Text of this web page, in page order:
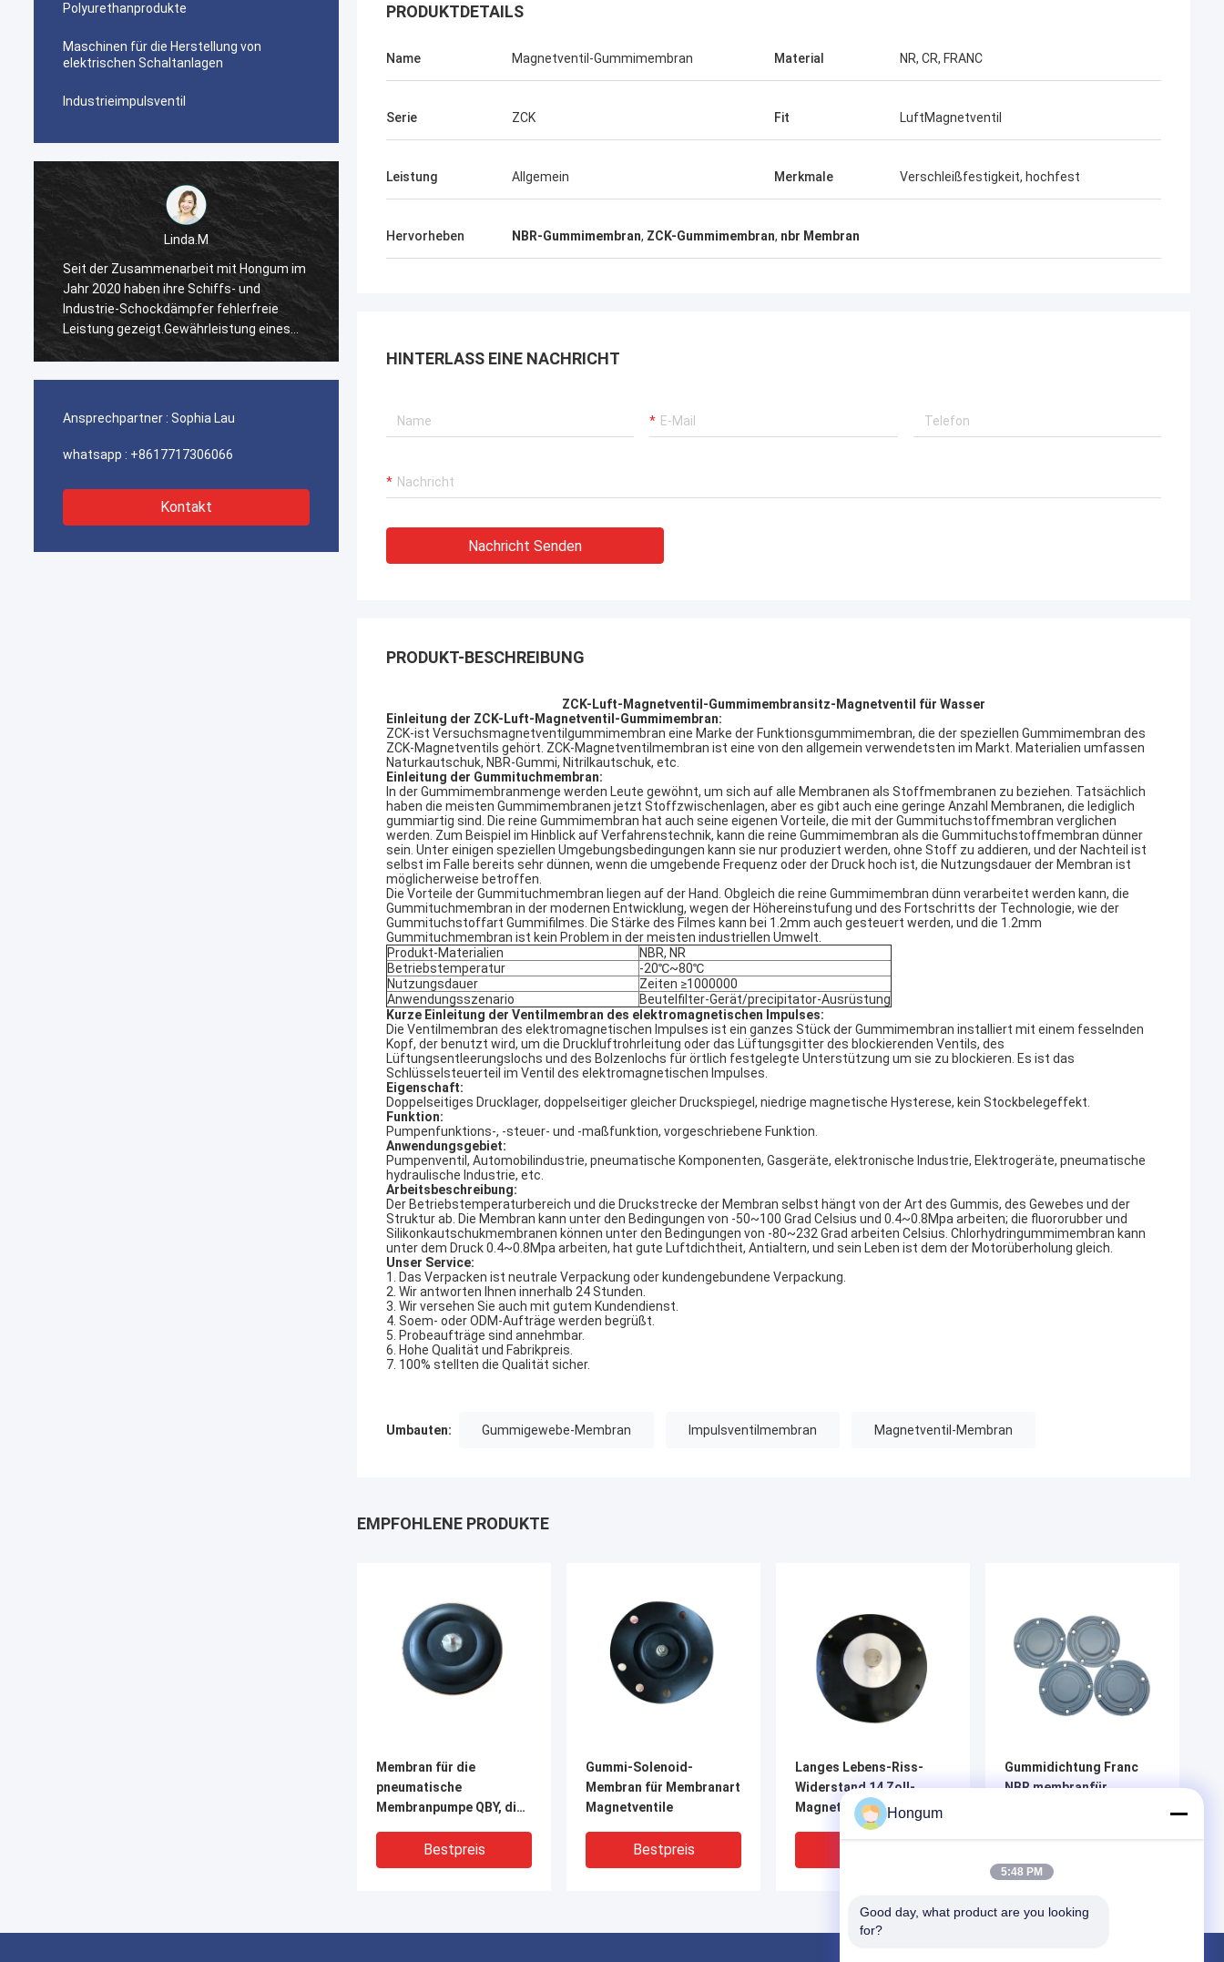
Polyurethanprodukte
Maschinen für die Herstellung von
elektrischen Schaltanlagen
Industrieimpulsventil
Linda.M
Seit der Zusammenarbeit mit Hongum im
Jahr 2020 haben ihre Schiffs- und
Industrie-Schockdämpfer fehlerfreie
Leistung gezeigt.Gewährleistung eines
ununterbrochenen Betriebs unserer
Linda.M
Hafenkrane, Bagger-Antriebssysteme
Ansprechpartner : Sophia Lau
whatsapp : +8617717306066
Kontakt
PRODUKTDETAILS
Name Magnetventil-Gummimembran Material NR, CR, FRANC
Serie ZCK Fit LuftMagnetventil
Leistung Allgemein Merkmale Verschleißfestigkeit, hochfest
Hervorheben NBR-Gummimembran, ZCK-Gummimembran, nbr Membran
HINTERLASS EINE NACHRICHT
Nachricht Senden
PRODUKT-BESCHREIBUNG
ZCK-Luft-Magnetventil-Gummimembransitz-Magnetventil für Wasser
Einleitung der ZCK-Luft-Magnetventil-Gummimembran:
ZCK-ist Versuchsmagnetventilgummimembran eine Marke der Funktionsgummimembran, die der speziellen Gummimembran des
ZCK-Magnetventils gehört. ZCK-Magnetventilmembran ist eine von den allgemein verwendetsten im Markt. Materialien umfassen
Naturkautschuk, NBR-Gummi, Nitrilkautschuk, etc.
Einleitung der Gummituchmembran:
In der Gummimembranmenge werden Leute gewöhnt, um sich auf alle Membranen als Stoffmembranen zu beziehen. Tatsächlich
haben die meisten Gummimembranen jetzt Stoffzwischenlagen, aber es gibt auch eine geringe Anzahl Membranen, die lediglich
gummiartig sind. Die reine Gummimembran hat auch seine eigenen Vorteile, die mit der Gummituchstoffmembran verglichen
werden. Zum Beispiel im Hinblick auf Verfahrenstechnik, kann die reine Gummimembran als die Gummituchstoffmembran dünner
sein. Unter einigen speziellen Umgebungsbedingungen kann sie nur produziert werden, ohne Stoff zu addieren, und der Nachteil ist
selbst im Falle bereits sehr dünnen, wenn die umgebende Frequenz oder der Druck hoch ist, die Nutzungsdauer der Membran ist
möglicherweise betroffen.
Die Vorteile der Gummituchmembran liegen auf der Hand. Obgleich die reine Gummimembran dünn verarbeitet werden kann, die
Gummituchmembran in der modernen Entwicklung, wegen der Höhereinstufung und des Fortschritts der Technologie, wie der
Gummituchstoffart Gummifilmes. Die Stärke des Filmes kann bei 1.2mm auch gesteuert werden, und die 1.2mm
Gummituchmembran ist kein Problem in der meisten industriellen Umwelt.
Produkt-Materialien
NBR, NR
Betriebstemperatur
-20℃~80℃
Nutzungsdauer
Zeiten ≥1000000
Anwendungsszenario
Beutelfilter-Gerät/precipitator-Ausrüstung
Kurze Einleitung der Ventilmembran des elektromagnetischen Impulses:
Die Ventilmembran des elektromagnetischen Impulses ist ein ganzes Stück der Gummimembran installiert mit einem fesselnden
Kopf, der benutzt wird, um die Druckluftrohrleitung oder das Lüftungsgitter des blockierenden Ventils, des
Lüftungsentleerungslochs und des Bolzenlochs für örtlich festgelegte Unterstützung um sie zu blockieren. Es ist das
Schlüsselsteuerteil im Ventil des elektromagnetischen Impulses.
Eigenschaft:
Doppelseitiges Drucklager, doppelseitiger gleicher Druckspiegel, niedrige magnetische Hysterese, kein Stockbelegeffekt.
Funktion:
Pumpenfunktions-, -steuer- und -maßfunktion, vorgeschriebene Funktion.
Anwendungsgebiet:
Pumpenventil, Automobilindustrie, pneumatische Komponenten, Gasgeräte, elektronische Industrie, Elektrogeräte, pneumatische
hydraulische Industrie, etc.
Arbeitsbeschreibung:
Der Betriebstemperaturbereich und die Druckstrecke der Membran selbst hängt von der Art des Gummis, des Gewebes und der
Struktur ab. Die Membran kann unter den Bedingungen von -50~100 Grad Celsius und 0.4~0.8Mpa arbeiten; die fluororubber und
Silikonkautschukmembranen können unter den Bedingungen von -80~232 Grad arbeiten Celsius. Chlorhydringummimembran kann
unter dem Druck 0.4~0.8Mpa arbeiten, hat gute Luftdichtheit, Antialtern, und sein Leben ist dem der Motorüberholung gleich.
Unser Service:
1. Das Verpacken ist neutrale Verpackung oder kundengebundene Verpackung.
2. Wir antworten Ihnen innerhalb 24 Stunden.
3. Wir versehen Sie auch mit gutem Kundendienst.
4. Soem- oder ODM-Aufträge werden begrüßt.
5. Probeaufträge sind annehmbar.
6. Hohe Qualität und Fabrikpreis.
7. 100% stellten die Qualität sicher.
Umbauten: Gummigewebe-Membran Impulsventilmembran Magnetventil-Membran
EMPFOHLENE PRODUKTE
Membran für die
pneumatische
Membranpumpe QBY, die
Bestpreis
Gummi-Solenoid-
Membran für Membranart
Magnetventile
Bestpreis
Langes Lebens-Riss-
Widerstand 14 Zoll-
Magnetventil-Membran
für Kraftwerk-
Gummidichtung Franc
NBR membranfür
Hongum
5:48 PM
Good day, what product are you looking
for?